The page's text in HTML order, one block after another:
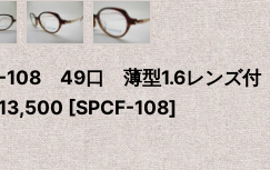
49口 薄型1.6レンズ付
[SPCF-108]